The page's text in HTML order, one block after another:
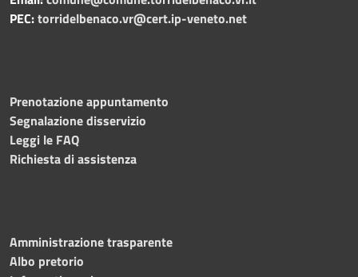
PEC:torridelbenaco.vr@cert.ip-veneto.net
Prenotazione appuntamento
Segnalazione disservizio
Leggi le FAQ
Richiesta di assistenza
Amministrazione trasparente
Albo pretorio